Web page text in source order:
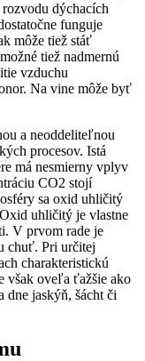
dýchacích
funguje
môže tiež stáť
tiež nadmernú
vzduchu
Na vine môže byť
a neoddeliteľnou
procesov. Istá
má nesmierny vplyv
CO2 stojí
sa oxid uhličitý
uhličitý je vlastne
V prvom rade je
chuť. Pri určitej
charakteristickú
však oveľa ťažšie ako
dne jaskýň, šácht či